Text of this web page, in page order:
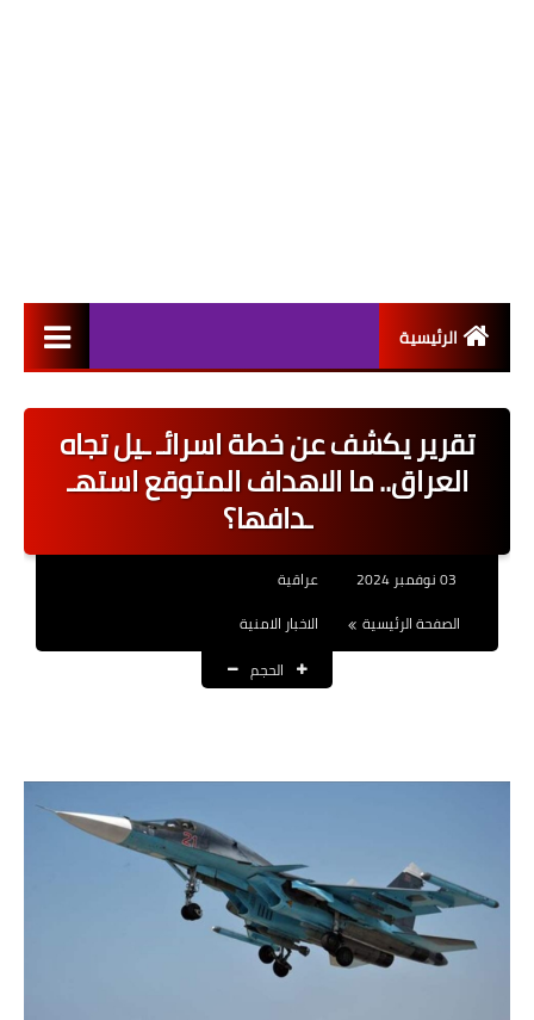
الرئيسية
اخبار القطاع العام
اخبار القطاع الخاص
نتائج التعيينات
العقود والاجور اليومية
الرواتب والقروض
القروض والسلف
المنح المالية
قطع الاراضي
اخبار العراق
تقرير يكشف عن خطة اسرائـ ـيل تجاه
العراق.. ما الاهداف المتوقع استهـ
ـدافها؟
عراقية
الصفحة الرئيسية
الاخبار الامنية
الحجم